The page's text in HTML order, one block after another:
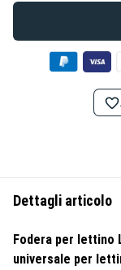
Dettagli articolo
Fodera per lettino
universale per